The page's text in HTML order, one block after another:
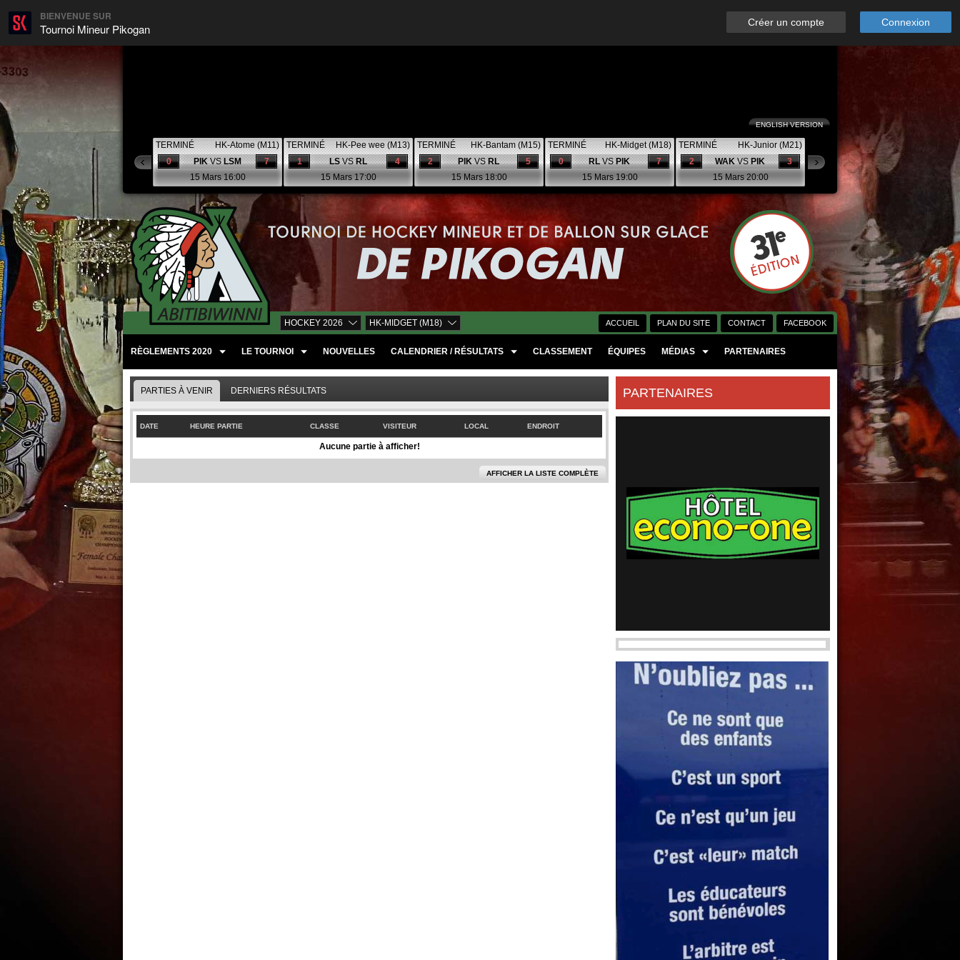
BIENVENUE SUR
Tournoi Mineur Pikogan Connexion
Créer un compte
ENGLISH VERSION
TERMINÉ
HK-Atome (M11)
7
0 PIKVSLSM
15 Mars 16:00
TERMINÉ
HK-Pee wee (M13)
4
1 LSVSRL
15 Mars 17:00
TERMINÉ
HK-Bantam (M15)
5
2 PIKVSRL
15 Mars 18:00
TERMINÉ
HK-Midget (M18)
7
0 RLVSPIK
15 Mars 19:00
TERMINÉ
HK-Junior (M21)
3
2 WAKVSPIK
15 Mars 20:00
FACEBOOK
CONTACT
PLAN DU SITE
ACCUEIL
HOCKEY 2026 HK-MIDGET (M18)
RÈGLEMENTS 2020 LE TOURNOI NOUVELLES CALENDRIER / RÉSULTATS CLASSEMENT ÉQUIPES MÉDIAS PARTENAIRES
PARTIES À VENIR DERNIERS RÉSULTATS
DATE HEURE PARTIE CLASSE VISITEUR LOCAL ENDROIT
Aucune partie à afficher!
AFFICHER LA LISTE COMPLÈTE
PARTENAIRES